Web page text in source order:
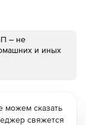
– не
и иных
можем сказать
свяжется